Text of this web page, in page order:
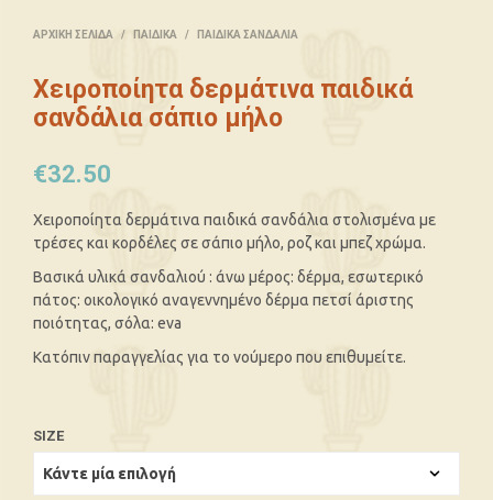
ΑΡΧΙΚΉ ΣΕΛΊΔΑ / ΠΑΙΔΙΚΆ / ΠΑΙΔΙΚΆ ΣΑΝΔΆΛΙΑ
Χειροποίητα δερμάτινα παιδικά
σανδάλια σάπιο μήλο
€32.50
Χειροποίητα δερμάτινα παιδικά σανδάλια στολισμένα με
τρέσες και κορδέλες σε σάπιο μήλο, ροζ και μπεζ χρώμα.
Βασικά υλικά σανδαλιού : άνω μέρος: δέρμα, εσωτερικό
πάτος: οικολογικό αναγεννημένο δέρμα πετσί άριστης
ποιότητας, σόλα: eva
Κατόπιν παραγγελίας για το νούμερο που επιθυμείτε.
SIZE